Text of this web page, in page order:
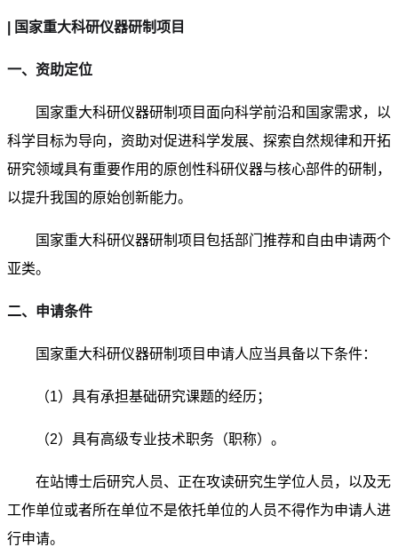
| 国家重大科研仪器研制项目
一、资助定位
国家重大科研仪器研制项目面向科学前沿和国家需求，以
科学目标为导向，资助对促进科学发展、探索自然规律和开拓
研究领域具有重要作用的原创性科研仪器与核心部件的研制，
以提升我国的原始创新能力。
国家重大科研仪器研制项目包括部门推荐和自由申请两个
亚类。
二、申请条件
国家重大科研仪器研制项目申请人应当具备以下条件：
（1）具有承担基础研究课题的经历；
（2）具有高级专业技术职务（职称）。
在站博士后研究人员、正在攻读研究生学位人员，以及无
工作单位或者所在单位不是依托单位的人员不得作为申请人进
行申请。